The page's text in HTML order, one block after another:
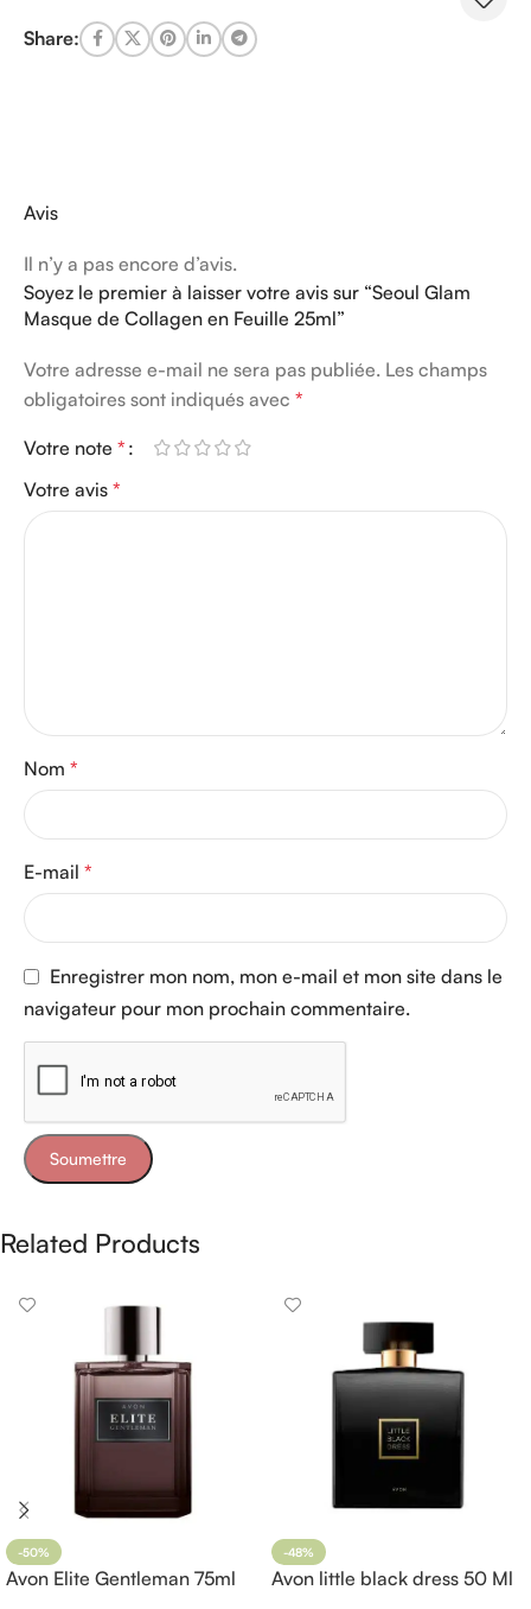
Share:
Avis
Il n’y a pas encore d’avis.
Soyez le premier à laisser votre avis sur “Seoul Glam
Masque de Collagen en Feuille 25ml”
Votre adresse e-mail ne sera pas publiée. Les champs
obligatoires sont indiqués avec *
Votre note *
Votre avis *
Nom *
E-mail *
Enregistrer mon nom, mon e-mail et mon site dans le
navigateur pour mon prochain commentaire.
Related Products
-50%
Avon Elite Gentleman 75ml
-48%
Avon little black dress 50 Ml